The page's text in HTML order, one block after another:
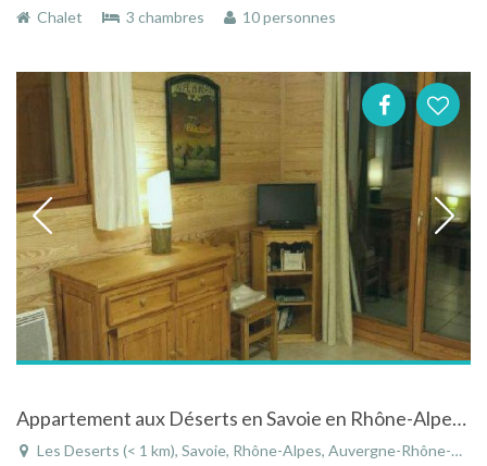
Chalet
3 chambres 10 personnes
Appartement aux Déserts en Savoie en Rhône-Alpes au centre de la station
Les Deserts (< 1 km), Savoie, Rhône-Alpes, Auvergne-Rhône-Alpes, France